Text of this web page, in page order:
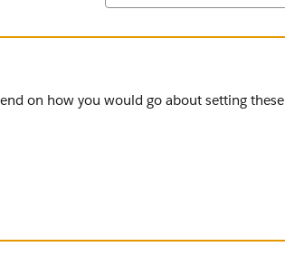
on how you would go about setting these